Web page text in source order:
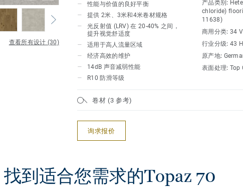
查看所有设计 (30)
反射值 (LRV)，特别适合老年护理环境
良好的声学性能：提供14dB的降噪效果
多种宽度选择：可选 2米、3米和4米 宽度，确
任何空间
Topaz 70 是一款兼具安全性、舒适性和美观性的
性能与价值的良好平衡
提供 2米、3米和4米卷材规格
光反射值 (LRV) 在 20-40% 之间，
提升视觉舒适度
适用于高人流量区域
经济高效的维护
14dB 声音减弱性能
R10 防滑等级
产品类别:
chloride)
11638)
商用分类: 34
行业分级: 43
原产地:
表面处理: Top
卷材 (3 参考)
询求报价
找到适合您需求的Topaz 70